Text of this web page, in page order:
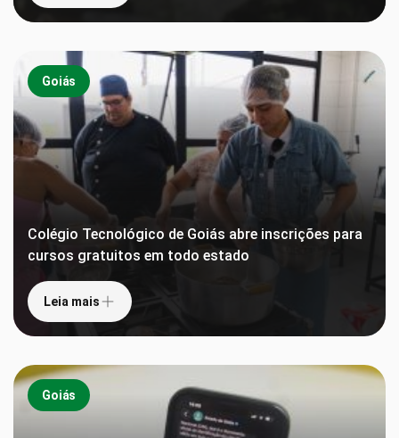
Goiás
Colégio Tecnológico de Goiás abre inscrições para
cursos gratuitos em todo estado
Leia mais
Goiás